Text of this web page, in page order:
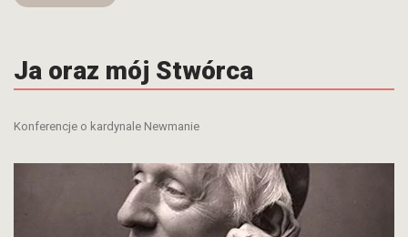
Ja oraz mój Stwórca
Konferencje o kardynale Newmanie